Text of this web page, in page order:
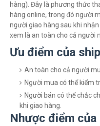
hàng). Đây là phương thức
hàng online, trong đó người
người giao hàng sau khi
xem là an toàn cho cả người
Ưu điểm của
An toàn cho cả người
Người mua có thể kiểm
Người bán có thể chắc
khi giao hàng.
Nhược điểm của